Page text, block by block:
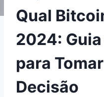
Qual
2024:
para
Decisão